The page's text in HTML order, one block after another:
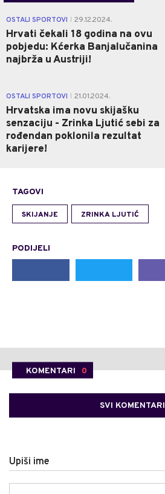
OSTALI SPORTOVI 29.12.2024.
Hrvati čekali 18 godina na ovu
pobjedu: Kćerka Banjalučanina
najbrža u Austriji!
OSTALI SPORTOVI 21.01.2024.
Hrvatska ima novu skijašku
senzaciju - Zrinka Ljutić sebi za
rođendan poklonila rezultat
karijere!
TAGOVI
SKIJANJE ZRINKA LJUTIĆ
PODIJELI
KOMENTARI 0
SVI KOMENTARI
Upiši ime